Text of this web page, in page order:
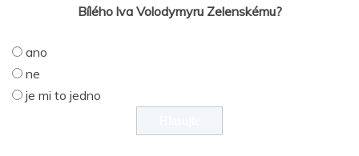
Bílého lva Volodymyru Zelenskému?
ano
ne
je mi to jedno